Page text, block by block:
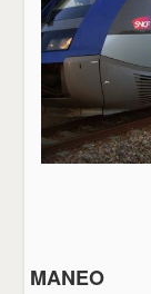
MANEO